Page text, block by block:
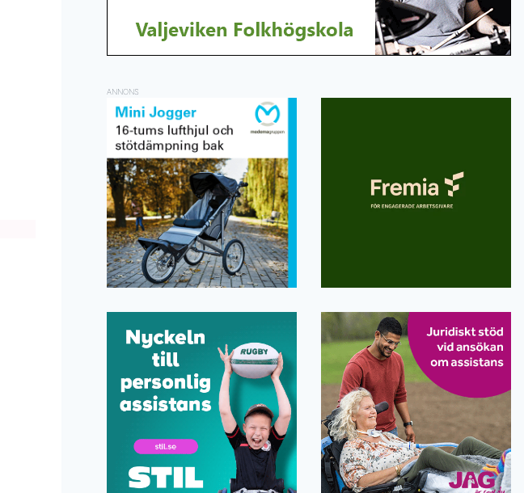
ANNONS